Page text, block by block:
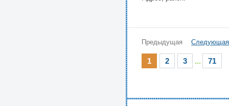
Предыдущая Следующая
1 2 3 ... 71